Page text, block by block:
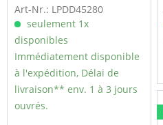
Art-Nr.: LPDD45280
seulement 1x
disponibles
Immédiatement disponible
à l'expédition, Délai de
livraison** env. 1 à 3 jours
ouvrés.